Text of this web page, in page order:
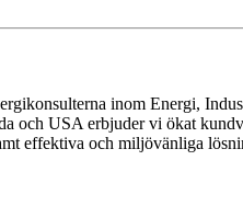
inom Energi,
och USA erbjuder vi ökat
effektiva och miljövänliga